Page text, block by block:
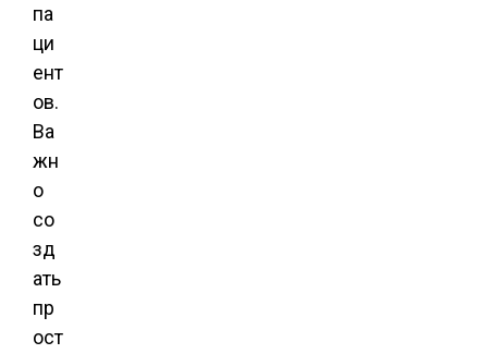
па
ци
ент
ов.
Ва
жн
о
со
зд
ать
пр
ост